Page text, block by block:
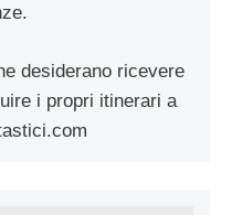
desiderano ricevere
i propri itinerari a